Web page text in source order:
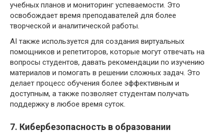
учебных планов и мониторинг успеваемости. Это
освобождает время преподавателей для более
творческой и аналитической работы.
AI также используется для создания виртуальных
помощников и репетиторов, которые могут отвечать на
вопросы студентов, давать рекомендации по изучению
материалов и помогать в решении сложных задач. Это
делает процесс обучения более эффективным и
доступным, а также позволяет студентам получать
поддержку в любое время суток.
7. Кибербезопасность в образовании